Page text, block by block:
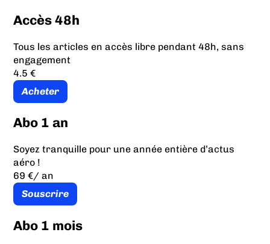
Accès 48h
Tous les articles en accès libre pendant 48h, sans
engagement
4.5 €
Acheter
Abo 1 an
Soyez tranquille pour une année entière d’actus
aéro !
69 €/ an
Souscrire
Abo 1 mois